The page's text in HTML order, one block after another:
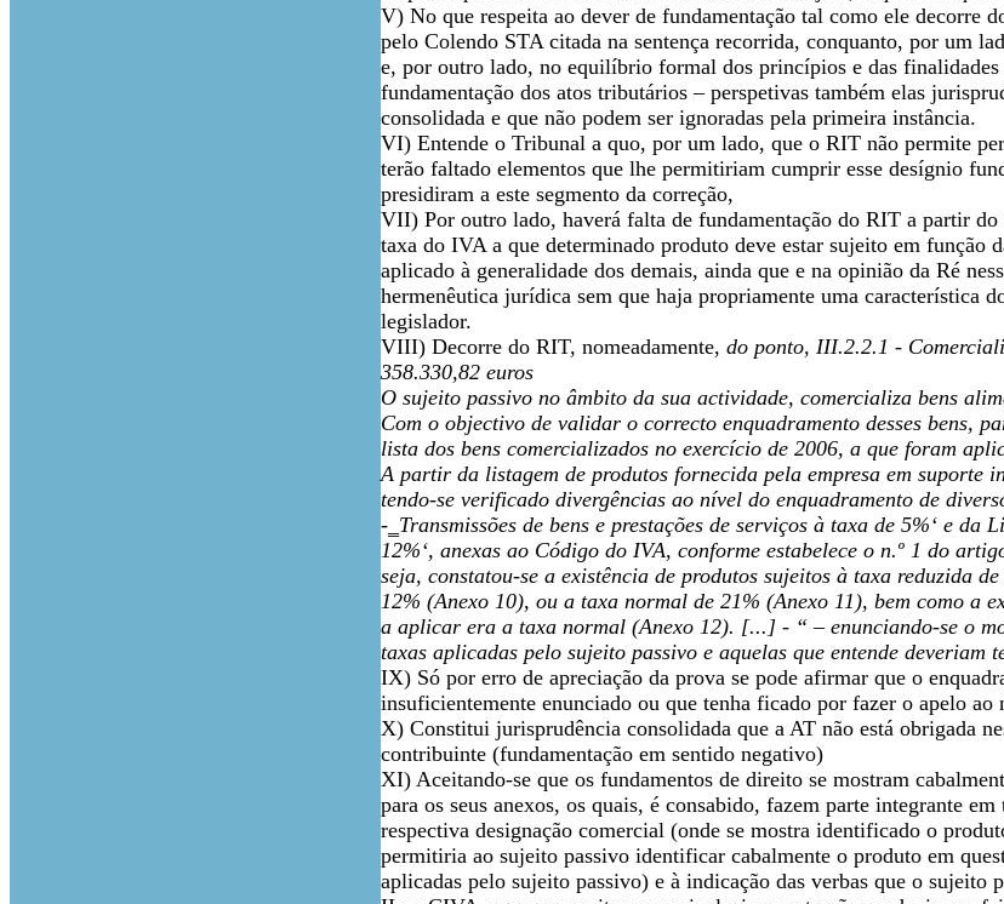
V) No que respeita ao dever de fundamentação tal como ele decorre
pelo Colendo STA citada na sentença recorrida, conquanto, por um
e, por outro lado, no equilíbrio formal dos princípios e das finalidades
fundamentação dos atos tributários – perspetivas também elas
consolidada e que não podem ser ignoradas pela primeira instância.
VI) Entende o Tribunal a quo, por um lado, que o RIT não permite
terão faltado elementos que lhe permitiriam cumprir esse desígnio
presidiram a este segmento da correção,
VII) Por outro lado, haverá falta de fundamentação do RIT a partir
taxa do IVA a que determinado produto deve estar sujeito em função
aplicado à generalidade dos demais, ainda que e na opinião da Ré
hermenêutica jurídica sem que haja propriamente uma característica
legislador.
VIII) Decorre do RIT, nomeadamente, do ponto, III.2.2.1 -
358.330,82 euros
O sujeito passivo no âmbito da sua actividade, comercializa bens
Com o objectivo de validar o correcto enquadramento desses bens,
lista dos bens comercializados no exercício de 2006, a que foram
A partir da listagem de produtos fornecida pela empresa em
tendo-se verificado divergências ao nível do enquadramento de
-‗Transmissões de bens e prestações de serviços à taxa de 5%‘ e
12%‘, anexas ao Código do IVA, conforme estabelece o n.º 1 do
seja, constatou-se a existência de produtos sujeitos à taxa reduzida
12% (Anexo 10), ou a taxa normal de 21% (Anexo 11), bem como a
a aplicar era a taxa normal (Anexo 12). [...] - “ – enunciando-se o
taxas aplicadas pelo sujeito passivo e aquelas que entende deveriam
IX) Só por erro de apreciação da prova se pode afirmar que o
insuficientemente enunciado ou que tenha ficado por fazer o apelo ao
X) Constitui jurisprudência consolidada que a AT não está obrigada
contribuinte (fundamentação em sentido negativo)
XI) Aceitando-se que os fundamentos de direito se mostram
para os seus anexos, os quais, é consabido, fazem parte integrante
respectiva designação comercial (onde se mostra identificado o
permitiria ao sujeito passivo identificar cabalmente o produto em
aplicadas pelo sujeito passivo) e à indicação das verbas que o